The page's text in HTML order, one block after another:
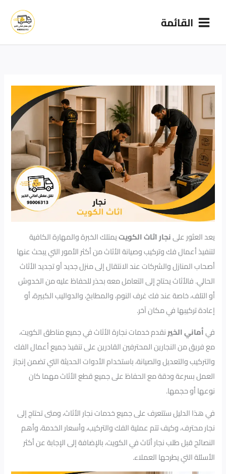
القائمة
يعد العثور علىنجار اثاث الكويتيمتلك الخبرة والمهارة الكافية
لتنفيذ أعمال فك وتركيب وصيانة الأثاث من أكثر الأمور التي يبحث عنها
أصحاب المنازل والشركات عند الانتقال إلى منزل جديد أو تجديد الأثاث
الحالي. فالأثاث يحتاج إلى التعامل معه بحذر للحفاظ عليه من الخدوش
أو التلف، خاصة عند فك غرف النوم، والمطابخ، والدواليب الكبيرة، أو
إعادة تركيبها في مكان آخر.
فيأماني الخيرنقدم خدمات نجارة الأثاث في جميع مناطق الكويت،
مع فريق من النجارين المحترفين القادرين على تنفيذ جميع أعمال الفك
والتركيب والتعديل والصيانة، باستخدام الأدوات الحديثة التي تضمن إنجاز
العمل بسرعة ودقة مع الحفاظ على جميع قطع الأثاث مهما كان
نوعها أو حجمها.
في هذا الدليل ستتعرف على جميع خدمات نجار الأثاث، ومتى تحتاج إلى
نجار محترف، وكيف تتم عملية الفك والتركيب، وأسعار الخدمة، وأهم
النصائح قبل طلب نجار أثاث في الكويت، بالإضافة إلى الإجابة عن أكثر
الأسئلة التي يطرحها العملاء.